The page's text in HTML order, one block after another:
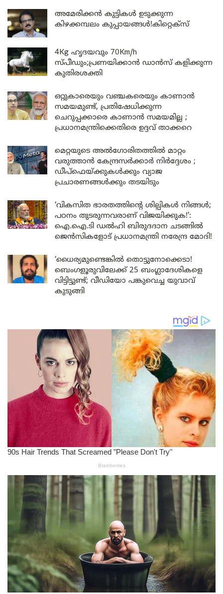
അമേരിക്കൻ കുട്ടികൾ ഉടുക്കുന്ന
കിഴക്കമ്പലം കുപ്പായങ്ങൾ!കിറ്റെക്സ്
4Kg ഹൃദയവും 70Km/h
സ്പീഡും;പ്രണയിക്കാൻ ഡാൻസ് കളിക്കുന്ന
കുതിരശക്തി
ഒറ്റുകാരെയും വഞ്ചകരെയും കാണാൻ
സമയമുണ്ട്, പ്രതിഷേധിക്കുന്ന
ചെറുപ്പക്കാരെ കാണാൻ സമയമില്ല ;
പ്രധാനമന്ത്രിക്കെതിരെ ഉദ്ദവ് താക്കറെ
മെറ്റയുടെ അൽഗോരിതത്തിൽ മാറ്റം
വരുത്താൻ കേന്ദ്രസർക്കാർ നിർദ്ദേശം ;
ഡീപ്‌ഫെയ്ക്കുകൾക്കും വ്യാജ
പ്രചാരണങ്ങൾക്കും തടയിടും
‘വികസിത ഭാരതത്തിന്റെ ശില്പികൾ നിങ്ങൾ;
പഠനം തുടരുന്നവരാണ് വിജയിക്കുക!’:
ഐ.ഐ.ടി ഡൽഹി ബിരുദദാന ചടങ്ങിൽ
ജെൻസികളോട് പ്രധാനമന്ത്രി നരേന്ദ്ര മോദി!
‘ധൈര്യമുണ്ടെങ്കിൽ തൊട്ടുനോക്കെടാ!
ബെംഗളൂരുവിലേക്ക് 25 ബംഗ്ലാദേശികളെ
വിട്ടിട്ടുണ്ട്; വീഡിയോ പങ്കുവെച്ച യുവാവ്
കുടുങ്ങി